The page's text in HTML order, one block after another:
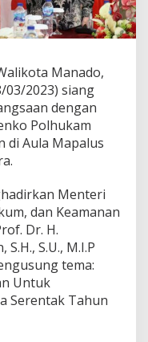
Manado,
03/2023) siang
dengan
Polhukam
di Aula Mapalus
Menteri
dan Keamanan
Dr. H.
S.U., M.I.P
tema:
Untuk
Serentak Tahun